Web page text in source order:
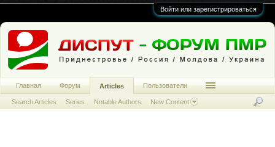
Войти или зарегистрироваться
Главная Форум Articles
Search Articles Series Notable Authors New Content
Пользователи